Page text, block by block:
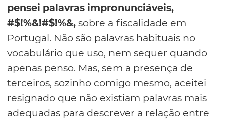
pensei palavras impronunciáveis,
#$!%&!#$!%&, sobre a fiscalidade em
Portugal. Não são palavras habituais no
vocabulário que uso, nem sequer quando
apenas penso. Mas, sem a presença de
terceiros, sozinho comigo mesmo, aceitei
resignado que não existiam palavras mais
adequadas para descrever a relação entre